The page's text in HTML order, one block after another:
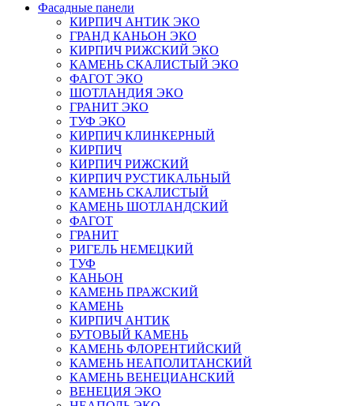
Фасадные панели
КИРПИЧ АНТИК ЭКО
ГРАНД КАНЬОН ЭКО
КИРПИЧ РИЖСКИЙ ЭКО
КАМЕНЬ СКАЛИСТЫЙ ЭКО
ФАГОТ ЭКО
ШОТЛАНДИЯ ЭКО
ГРАНИТ ЭКО
ТУФ ЭКО
КИРПИЧ КЛИНКЕРНЫЙ
КИРПИЧ
КИРПИЧ РИЖСКИЙ
КИРПИЧ РУСТИКАЛЬНЫЙ
КАМЕНЬ СКАЛИСТЫЙ
КАМЕНЬ ШОТЛАНДСКИЙ
ФАГОТ
ГРАНИТ
РИГЕЛЬ НЕМЕЦКИЙ
ТУФ
КАНЬОН
КАМЕНЬ ПРАЖСКИЙ
КАМЕНЬ
КИРПИЧ АНТИК
БУТОВЫЙ КАМЕНЬ
КАМЕНЬ ФЛОРЕНТИЙСКИЙ
КАМЕНЬ НЕАПОЛИТАНСКИЙ
КАМЕНЬ ВЕНЕЦИАНСКИЙ
ВЕНЕЦИЯ ЭКО